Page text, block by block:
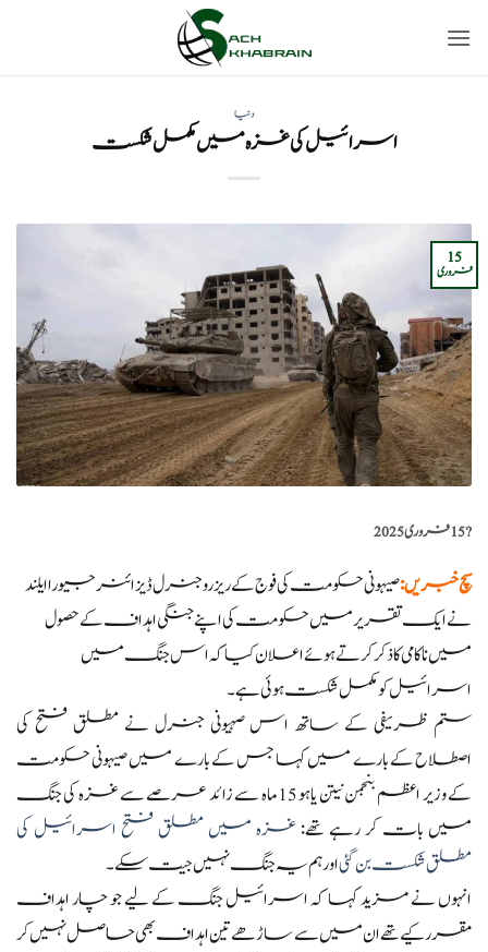
دنیا
اسرائیل کی غزہ میں مکمل شکست
15
فروری
?️15 فروری 2025
سچ خبریں:صیہونی حکومت کی فوج کے ریزرو جنرل ڈیزائنر جیورا ایلند
نے ایک تقریر میں حکومت کی اپنے جنگی اہداف کے حصول
میں ناکامی کا ذکر کرتے ہوئے اعلان کیا کہ اس جنگ میں
اسرائیل کو مکمل شکست ہوئی ہے۔
ستم ظریفی کے ساتھ اس صہیونی جنرل نے مطلق فتح کی
اصطلاح کے بارے میں کہا جس کے بارے میں صیہونی حکومت
کے وزیر اعظم بنجمن نیتن یاہو 15 ماہ سے زائد عرصے سے غزہ کی جنگ
میں بات کر رہے تھے:غزہ میں مطلق فتح اسرائیل کی
مطلق شکست بن گئیاور ہم یہ جنگ نہیں جیت سکے۔
انہوں نے مزید کہا کہ اسرائیل جنگ کے لیے جو چار اہداف
مقرر کیے تھے ان میں سے ساڑھے تین اہداف بھی حاصل نہیں کر